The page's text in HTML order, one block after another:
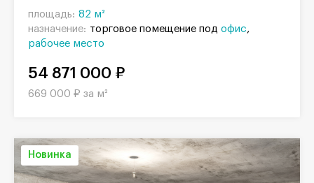
площадь: 82 м²
назначение: торговое помещение под офис
рабочее место
54 871 000 ₽
669 000 ₽ за м²
Новинка